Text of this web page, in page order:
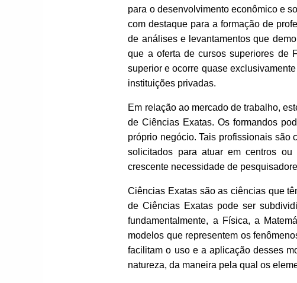
para o desenvolvimento econômico e
com destaque para a formação de
de análises e levantamentos que
que a oferta de cursos superiores de
superior e ocorre quase
instituições privadas.
Em relação ao mercado de trabalho,
de Ciências Exatas. Os formandos
próprio negócio. Tais profissionais são
solicitados para atuar em centros
crescente necessidade de
Ciências Exatas são as ciências que
de Ciências Exatas pode ser
fundamentalmente, a Física, a
modelos que representem os
facilitam o uso e a aplicação desses
natureza, da maneira pela qual os